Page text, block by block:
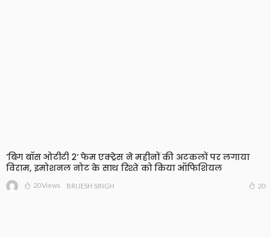
‘बिग बॉस ओटीटी 2’ फेम एक्ट्रेस ने महीनों की अटकलों पर लगाया
विराम, इमोशनल नोट के साथ रिश्ते को किया ऑफिशियल
20 Views BRIJESH SINGH 20